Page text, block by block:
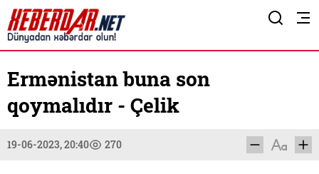
Ermənistan buna son
qoymalıdır - Çelik
19-06-2023, 20:40 270